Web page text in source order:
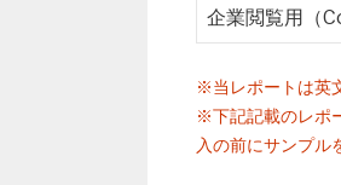
企業閲覧用（
※当レポートは英
※下記記載のレポ
入の前にサンプル